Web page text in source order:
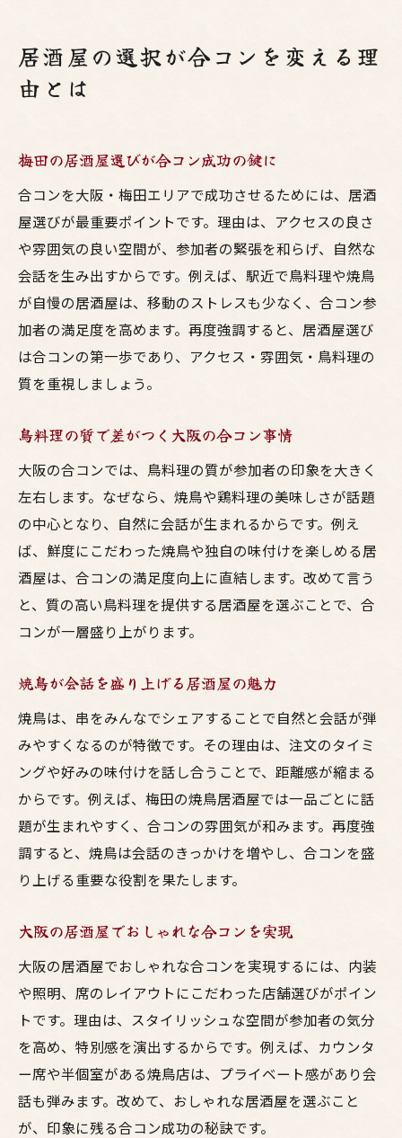
居酒屋の選択が合コンを変える理
由とは
梅田の居酒屋選びが合コン成功の鍵に
合コンを大阪・梅田エリアで成功させるためには、居酒
屋選びが最重要ポイントです。理由は、アクセスの良さ
や雰囲気の良い空間が、参加者の緊張を和らげ、自然な
会話を生み出すからです。例えば、駅近で鳥料理や焼鳥
が自慢の居酒屋は、移動のストレスも少なく、合コン参
加者の満足度を高めます。再度強調すると、居酒屋選び
は合コンの第一歩であり、アクセス・雰囲気・鳥料理の
質を重視しましょう。
鳥料理の質で差がつく大阪の合コン事情
大阪の合コンでは、鳥料理の質が参加者の印象を大きく
左右します。なぜなら、焼鳥や鶏料理の美味しさが話題
の中心となり、自然に会話が生まれるからです。例え
ば、鮮度にこだわった焼鳥や独自の味付けを楽しめる居
酒屋は、合コンの満足度向上に直結します。改めて言う
と、質の高い鳥料理を提供する居酒屋を選ぶことで、合
コンが一層盛り上がります。
焼鳥が会話を盛り上げる居酒屋の魅力
焼鳥は、串をみんなでシェアすることで自然と会話が弾
みやすくなるのが特徴です。その理由は、注文のタイミ
ングや好みの味付けを話し合うことで、距離感が縮まる
からです。例えば、梅田の焼鳥居酒屋では一品ごとに話
題が生まれやすく、合コンの雰囲気が和みます。再度強
調すると、焼鳥は会話のきっかけを増やし、合コンを盛
り上げる重要な役割を果たします。
大阪の居酒屋でおしゃれな合コンを実現
大阪の居酒屋でおしゃれな合コンを実現するには、内装
や照明、席のレイアウトにこだわった店舗選びがポイン
トです。理由は、スタイリッシュな空間が参加者の気分
を高め、特別感を演出するからです。例えば、カウンタ
ー席や半個室がある焼鳥店は、プライベート感があり会
話も弾みます。改めて、おしゃれな居酒屋を選ぶこと
が、印象に残る合コン成功の秘訣です。